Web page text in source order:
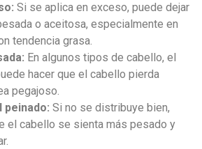
Si se aplica en exceso, puede dejar
o aceitosa, especialmente en
tendencia grasa.
En algunos tipos de cabello, el
hacer que el cabello pierda
pegajoso.
peinado: Si no se distribuye bien,
el cabello se sienta más pesado y